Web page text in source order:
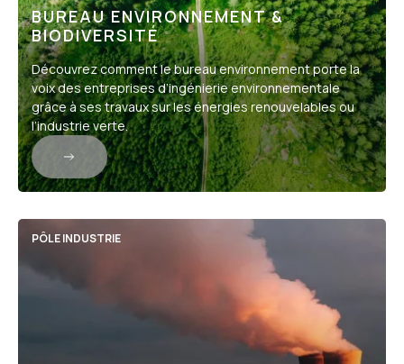
BUREAU ENVIRONNEMENT &
BIODIVERSITÉ
Découvrez comment le bureau environnement porte la
voix des entreprises d’ingénierie environnementale
grâce à ses travaux sur les énergies renouvelables ou
l’industrie verte.
PÔLE INDUSTRIE